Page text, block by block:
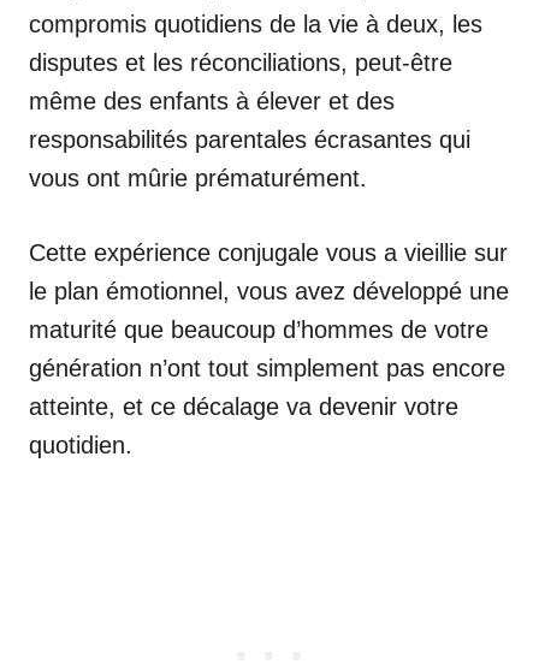
compromis quotidiens de la vie à deux, les
disputes et les réconciliations, peut-être
même des enfants à élever et des
responsabilités parentales écrasantes qui
vous ont mûrie prématurément.
Cette expérience conjugale vous a vieillie sur
le plan émotionnel, vous avez développé une
maturité que beaucoup d’hommes de votre
génération n’ont tout simplement pas encore
atteinte, et ce décalage va devenir votre
quotidien.